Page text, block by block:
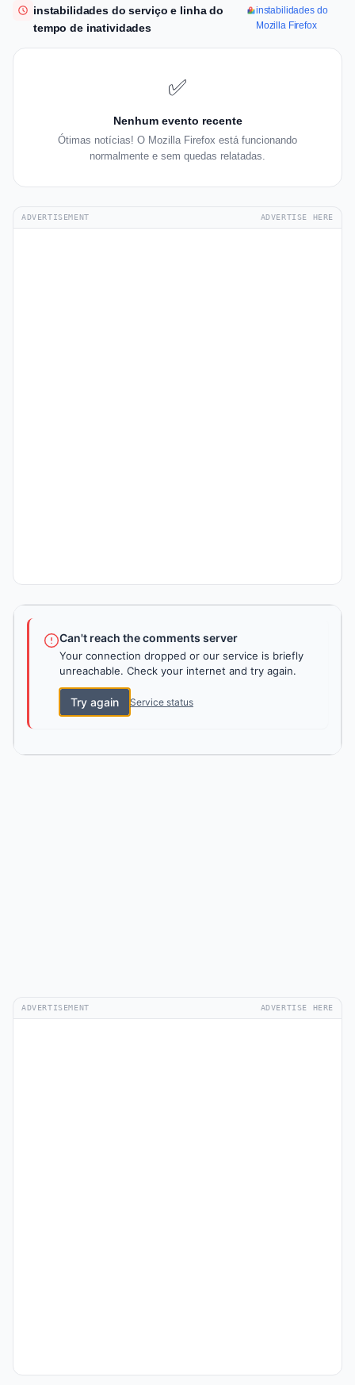
instabilidades do serviço e linha do
tempo de inatividades
instabilidades do
Mozilla Firefox
✅
Nenhum evento recente
Ótimas notícias! O Mozilla Firefox está funcionando
normalmente e sem quedas relatadas.
ADVERTISEMENT ADVERTISE HERE
Can't reach the comments server
Your connection dropped or our service is briefly
unreachable. Check your internet and try again.
Try again Service status
ADVERTISEMENT ADVERTISE HERE